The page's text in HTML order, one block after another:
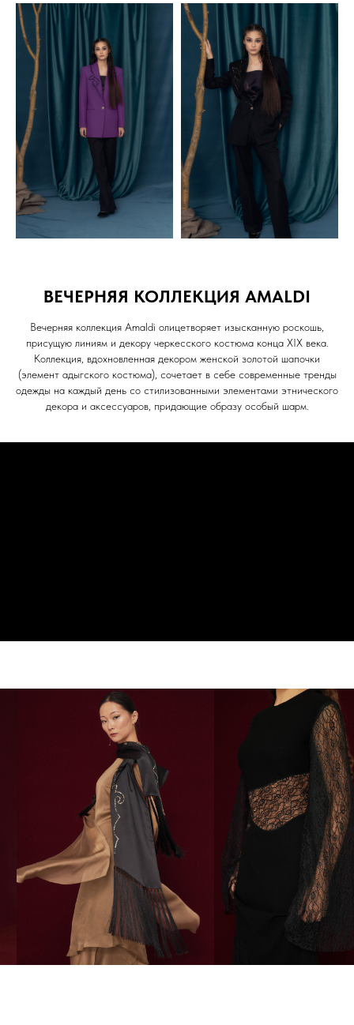
ВЕЧЕРНЯЯ КОЛЛЕКЦИЯ AMALDI
Вечерняя коллекция Amaldi олицетворяет изысканную роскошь,
присущую линиям и декору черкесского костюма конца XIX века.
Коллекция, вдохновленная декором женской золотой шапочки
(элемент адыгского костюма), сочетает в себе современные тренды
одежды на каждый день со стилизованными элементами этнического
декора и аксессуаров, придающие образу особый шарм.